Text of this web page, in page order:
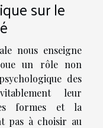
sur le
nous enseigne
un rôle non
des
leur
formes et la
pas à choisir au